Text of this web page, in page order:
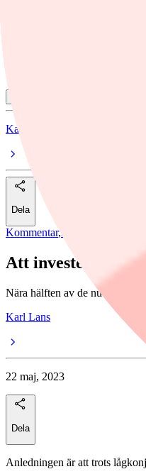
Karl Lans
Dela
Kommentar,nyheter
Att investera i nya
Nära hälften av de nuvarande
Karl Lans
22 maj, 2023
Dela
Anledningen är att trots